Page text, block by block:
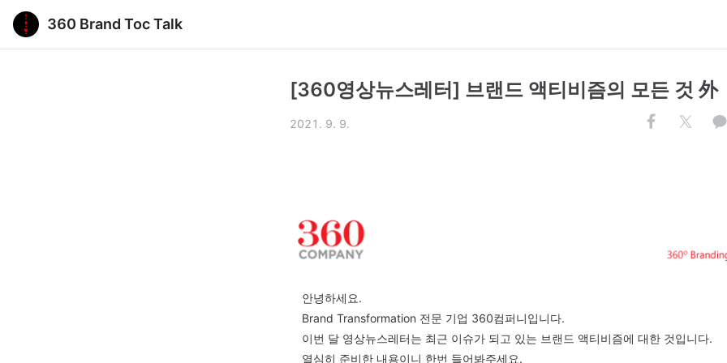
360 Brand Toc Talk
[360영상뉴스레터] 브랜드 액티비즘의 모든 것 外
2021. 9. 9.
안녕하세요.
Brand Transformation 전문 기업 360컴퍼니입니다.
이번 달 영상뉴스레터는 최근 이슈가 되고 있는 브랜드 액티비즘에 대한 것입니다.
열심히 준비한 내용이니 한번 들어봐주세요.